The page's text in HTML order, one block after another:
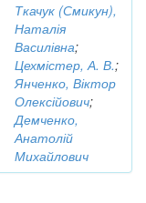
Ткачук (Смикун),
Наталія
Василівна;
Цехмістер, А. В.;
Янченко, Віктор
Олексійович;
Демченко,
Анатолій
Михайлович